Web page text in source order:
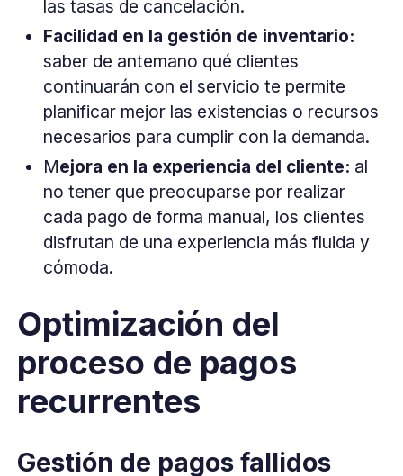
las tasas de cancelación.
Facilidad en la gestión de inventario:
saber de antemano qué clientes
continuarán con el servicio te permite
planificar mejor las existencias o recursos
necesarios para cumplir con la demanda.
Mejora en la experiencia del cliente: al
no tener que preocuparse por realizar
cada pago de forma manual, los clientes
disfrutan de una experiencia más fluida y
cómoda.
Optimización del
proceso de pagos
recurrentes
Gestión de pagos fallidos